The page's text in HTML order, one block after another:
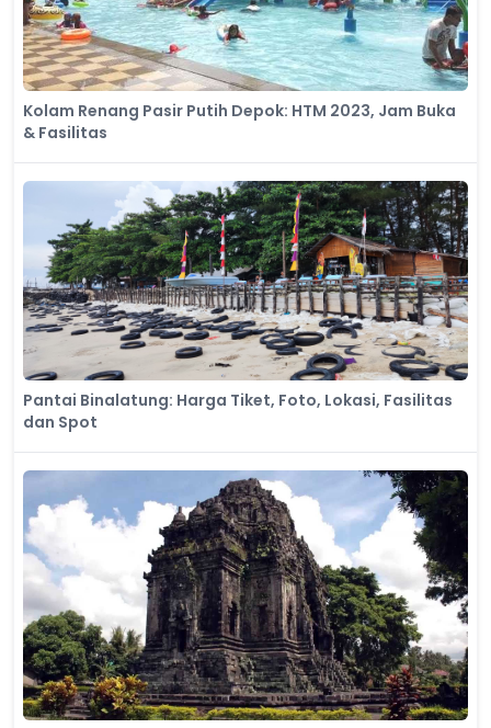
Kolam Renang Pasir Putih Depok: HTM 2023, Jam Buka
& Fasilitas
Pantai Binalatung: Harga Tiket, Foto, Lokasi, Fasilitas
dan Spot